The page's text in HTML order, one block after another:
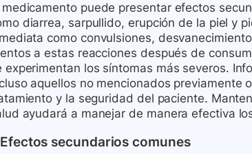
medicamento puede presentar efectos
diarrea, sarpullido, erupción de la piel y
como convulsiones,
a estas reacciones después de
experimentan los síntomas más severos.
aquellos no mencionados previamente
y la seguridad del paciente.
ayudará a manejar de manera efectiva
Efectos secundarios comunes